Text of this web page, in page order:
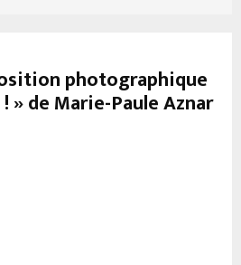
photographique
! » de Marie-Paule Aznar